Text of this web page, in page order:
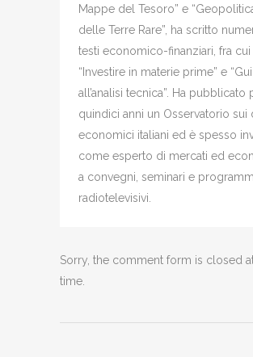
Mappe del Tesoro” e
delle Terre Rare”, ha scritto
testi economico-finanziari, fra cui
“Investire in materie prime” e
all’analisi tecnica”. Ha pubblicato
quindici anni un Osservatorio sui
economici italiani ed è spesso
come esperto di mercati ed
a convegni, seminari e
radiotelevisivi.
Sorry, the comment form is closed
time.